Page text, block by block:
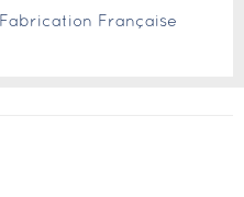
Fabrication Française